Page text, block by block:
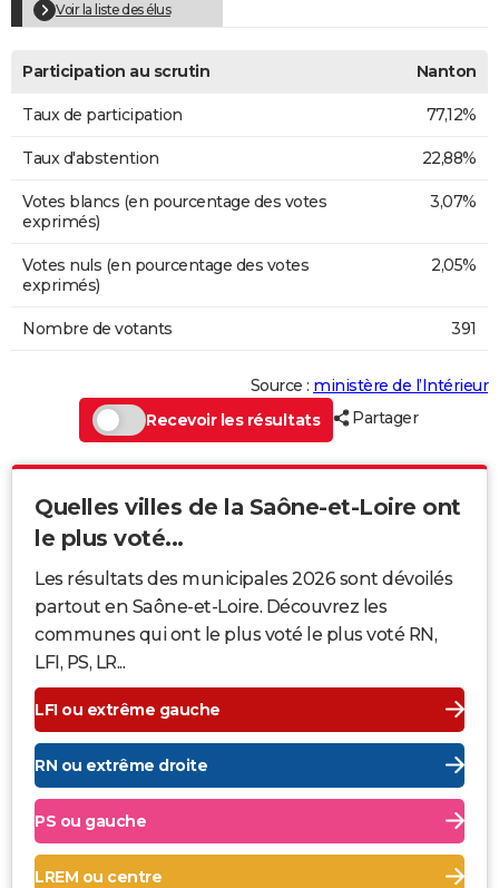
Bricolage
Lifestyle
Culture
Sport
Auto
Television
Voyage
Cinema
Voir la liste des élus
Participation au scrutin Nanton
Taux de participation 77,12%
Taux d'abstention 22,88%
Votes blancs (en pourcentage des votes
exprimés)
3,07%
Votes nuls (en pourcentage des votes
exprimés)
2,05%
Nombre de votants 391
Source : ministère de l’Intérieur
Recevoir les résultats
Partager
Quelles villes de la Saône-et-Loire ont
le plus voté...
Les résultats des municipales 2026 sont dévoilés
partout en Saône-et-Loire. Découvrez les
communes qui ont le plus voté le plus voté RN,
LFI, PS, LR...
LFI ou extrême gauche
RN ou extrême droite
PS ou gauche
LREM ou centre